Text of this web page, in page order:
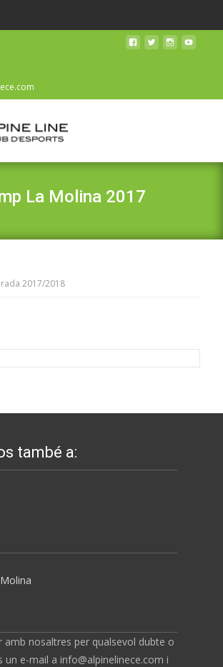
La Molina 2017
2017/2018
també a:
amb nosaltres per qualsevol dubte o
un e-mail a info@alpinelinece.com i